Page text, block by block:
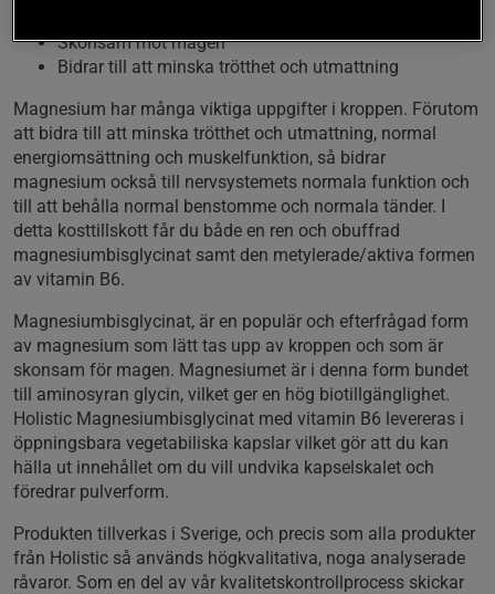
Skonsam mot magen
Bidrar till att minska trötthet och utmattning
Magnesium har många viktiga uppgifter i kroppen. Förutom
att bidra till att minska trötthet och utmattning, normal
energiomsättning och muskelfunktion, så bidrar
magnesium också till nervsystemets normala funktion och
till att behålla normal benstomme och normala tänder. I
detta kosttillskott får du både en ren och obuffrad
magnesiumbisglycinat samt den metylerade/aktiva formen
av vitamin B6.
Magnesiumbisglycinat, är en populär och efterfrågad form
av magnesium som lätt tas upp av kroppen och som är
skonsam för magen. Magnesiumet är i denna form bundet
till aminosyran glycin, vilket ger en hög biotillgänglighet.
Holistic Magnesiumbisglycinat med vitamin B6 levereras i
öppningsbara vegetabiliska kapslar vilket gör att du kan
hälla ut innehållet om du vill undvika kapselskalet och
föredrar pulverform.
Produkten tillverkas i Sverige, och precis som alla produkter
från Holistic så används högkvalitativa, noga analyserade
råvaror. Som en del av vår kvalitetskontrollprocess skickar